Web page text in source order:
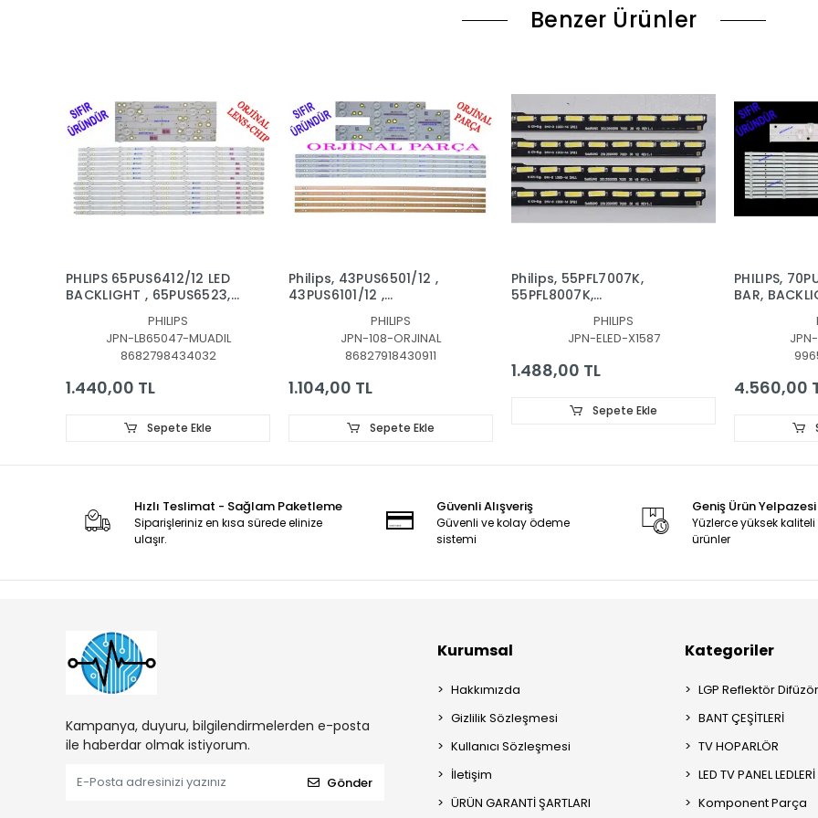
Benzer Ürünler
PHLIPS 65PUS6412/12 LED
BACKLIGHT , 65PUS6523,
65PUS6262, 65PUS6703,
65PUS6753, LED BAR,
LB65047 V1_03, LB65047
V1_03, TPT650UA-QVN06
ORJİNAL LED BAR
PHILIPS
JPN-LB65047-MUADIL
8682798434032
1.440,00 TL
Sepete Ekle
Philips, 43PUS6501/12 ,
43PUS6101/12 ,
43PUS7202, 43PUS6551,
LED BAR TAKIMI, ORJİNALİ
PHILIPS, LB43014, GJ-
2K16-430-D512-V4
PHILIPS
JPN-108-ORJINAL
86827918430911
1.104,00 TL
Sepete Ekle
Philips, 55PFL7007K,
55PFL8007K,
55PFL8008/07, LED BAR,
BACKLIGHT, SAMSUNG,
2012SGS55 7020 36 V2
REV1.1
PHILIPS
JPN-ELED-X1587
1.488,00 TL
Sepete Ekle
PHILIPS,
BAR,
20211023,
4.560,00
Hızlı Teslimat - Sağlam Paketleme
Siparişleriniz en kısa sürede elinize
ulaşır.
Güvenli Alışveriş
Güvenli ve kolay ödeme
sistemi
Geniş Ürün Yelpazesi
Yüzlerce yüksek kaliteli
ürünler
Kampanya, duyuru, bilgilendirmelerden e-posta
ile haberdar olmak istiyorum.
Gönder
Kurumsal
Hakkımızda
Gizlilik Sözleşmesi
Kullanıcı Sözleşmesi
İletişim
ÜRÜN GARANTİ ŞARTLARI
Kategoriler
LGP Reflektör Difüzör
BANT ÇEŞİTLERİ
TV HOPARLÖR
LED TV PANEL LEDLERİ
Komponent Parça